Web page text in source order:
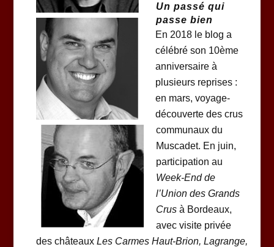
Un passé qui
passe bien
En 2018 le blog a
célébré son 10ème
anniversaire à
plusieurs reprises :
en mars, voyage-
découverte des crus
communaux du
Muscadet. En juin,
participation au
Week-End de
l’Union des Grands
Crusà Bordeaux,
avec visite privée
des châteaux Les Carmes Haut-Brion, Lagrange,